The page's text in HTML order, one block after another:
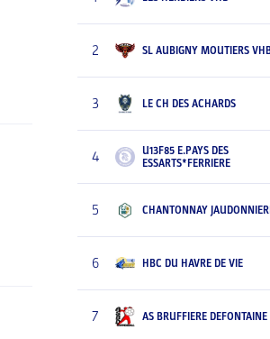
2 SL AUBIGNY MOUTIERS
3 LE CH DES ACHARDS
4
U13F85 E.PAYS DES
ESSARTS*FERRIERE
5 CHANTONNAY
6 HBC DU HAVRE DE VIE
7 AS BRUFFIERE